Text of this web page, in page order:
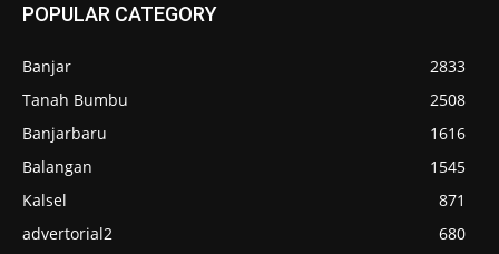
POPULAR CATEGORY
Banjar
2833
Tanah Bumbu
2508
Banjarbaru
1616
Balangan
1545
Kalsel
871
advertorial2
680